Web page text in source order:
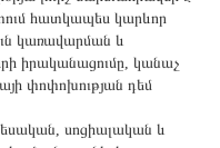
հատկապես կարևոր
կառավարման և
իրականացումը, կանաչ
փոփոխության դեմ
սոցիալական և